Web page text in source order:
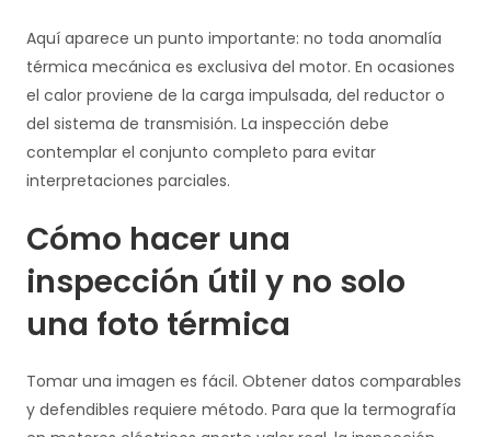
Aquí aparece un punto importante: no toda anomalía
térmica mecánica es exclusiva del motor. En ocasiones
el calor proviene de la carga impulsada, del reductor o
del sistema de transmisión. La inspección debe
contemplar el conjunto completo para evitar
interpretaciones parciales.
Cómo hacer una
inspección útil y no solo
una foto térmica
Tomar una imagen es fácil. Obtener datos comparables
y defendibles requiere método. Para que la termografía